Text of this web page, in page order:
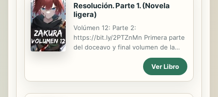
Resolución. Parte 1. (Novela
ligera)
Volúmen 12: Parte 2:
https://bit.ly/2PTZnMn Primera parte
del doceavo y final volumen de la
serie de novelas ligeras "ZAKURA"
contiene los capítulos 54 - 56 Zakura
es una chica de 16 años, es una
Ver Libro